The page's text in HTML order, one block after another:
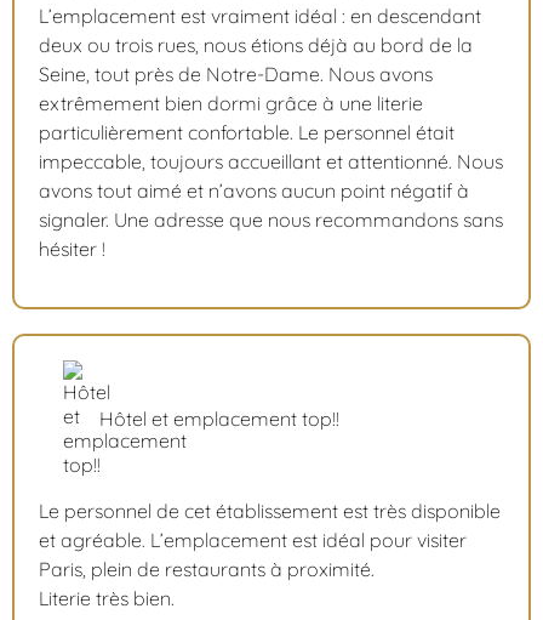
L’emplacement est vraiment idéal : en descendant
deux ou trois rues, nous étions déjà au bord de la
Seine, tout près de Notre-Dame. Nous avons
extrêmement bien dormi grâce à une literie
particulièrement confortable. Le personnel était
impeccable, toujours accueillant et attentionné. Nous
avons tout aimé et n’avons aucun point négatif à
signaler. Une adresse que nous recommandons sans
hésiter !
Hôtel et emplacement top!!
Le personnel de cet établissement est très disponible
et agréable. L’emplacement est idéal pour visiter
Paris, plein de restaurants à proximité.
Literie très bien.